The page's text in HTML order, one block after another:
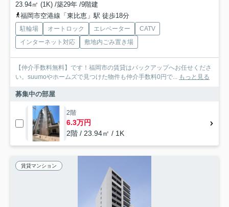
23.94㎡ (1K) /築29年 /9階建
福岡市空港線「東比恵」駅 徒歩18分
駐輪場 オートロック エレベーター
CATV
インターネット対応
敷地内ごみ置き場
【仲介手数料無料】です！福岡市の賃貸はバックアップへお任せくださ
い。suumoやホームズで見つけた物件も仲介手数料0円で... もっと見る
募集中の部屋
2階
6.3万円
2階 / 23.94㎡ / 1K
賃貸マンション